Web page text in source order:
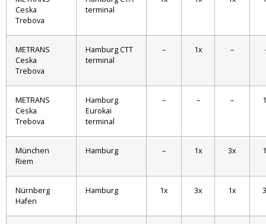
Ceska
Trebova
terminal
METRANS
Ceska
Trebova
Hamburg CTT
terminal
– 1x –
METRANS
Ceska
Trebova
Hamburg
Eurokai
terminal
– – –
München
Riem
Hamburg – 1x 3x
Nürnberg
Hafen
Hamburg 1x 3x 1x